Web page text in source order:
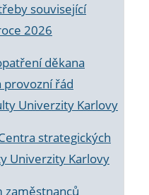
související
2026
děkana
provozní řád
Univerzity Karlovy
strategických
Univerzity Karlovy
zaměstnanců